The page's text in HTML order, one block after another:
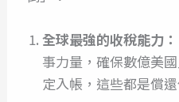
全球最強的收稅能力：
事力量，確保數億美
定入帳，這些都是償